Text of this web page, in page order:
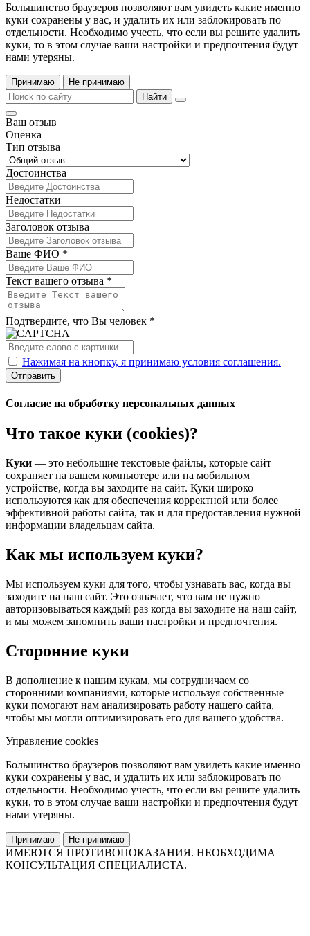
Большинство браузеров позволяют вам увидеть какие именно
куки сохранены у вас, и удалить их или заблокировать по
отдельности. Необходимо учесть, что если вы решите удалить
куки, то в этом случае ваши настройки и предпочтения будут
нами утеряны.
Принимаю
Не принимаю
Найти
Ваш отзыв
Оценка
Тип отзыва
Достоинства
Недостатки
Заголовок отзыва
Ваше ФИО *
Текст вашего отзыва *
Подтвердите, что Вы человек *
Нажимая на кнопку, я принимаю условия соглашения.
Отправить
Согласие на обработку персональных данных
Что такое куки (cookies)?
Куки — это небольшие текстовые файлы, которые сайт
сохраняет на вашем компьютере или на мобильном
устройстве, когда вы заходите на сайт. Куки широко
используются как для обеспечения корректной или более
эффективной работы сайта, так и для предоставления нужной
информации владельцам сайта.
Как мы используем куки?
Мы используем куки для того, чтобы узнавать вас, когда вы
заходите на наш сайт. Это означает, что вам не нужно
авторизовываться каждый раз когда вы заходите на наш сайт,
и мы можем запомнить ваши настройки и предпочтения.
Сторонние куки
В дополнение к нашим кукам, мы сотрудничаем со
сторонними компаниями, которые используя собственные
куки помогают нам анализировать работу нашего сайта,
чтобы мы могли оптимизировать его для вашего удобства.
Управление cookies
Большинство браузеров позволяют вам увидеть какие именно
куки сохранены у вас, и удалить их или заблокировать по
отдельности. Необходимо учесть, что если вы решите удалить
куки, то в этом случае ваши настройки и предпочтения будут
нами утеряны.
Принимаю Не принимаю
ИМЕЮТСЯ ПРОТИВОПОКАЗАНИЯ. НЕОБХОДИМА
КОНСУЛЬТАЦИЯ СПЕЦИАЛИСТА.